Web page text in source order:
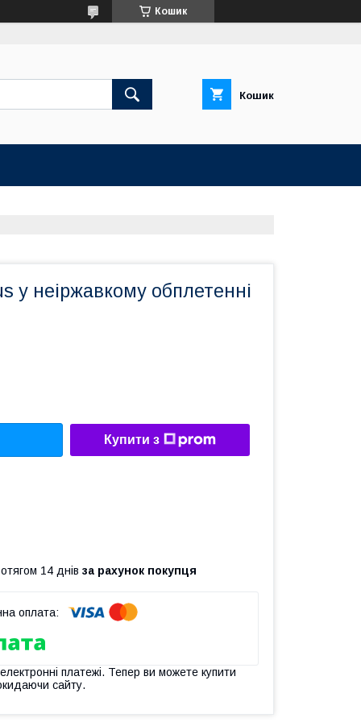
Кошик
Кошик
у неіржавкому обплетенні
Купити з
14 днів за рахунок покупця
платежі. Тепер ви можете купити
сайту.